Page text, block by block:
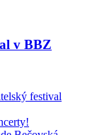
v BBZ
festival